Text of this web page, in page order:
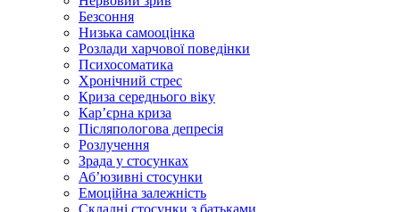
Безсоння
Низька самооцінка
Розлади харчової поведінки
Психосоматика
Хронічний стрес
Криза середнього віку
Карʼєрна криза
Післяпологова депресія
Розлучення
Зрада у стосунках
Абʼюзивні стосунки
Емоційна залежність
Складні стосунки з батьками